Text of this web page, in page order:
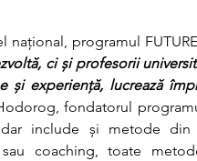
național, programul
ci și profesorii
și experiență, lucrează
fondatorul
include și metode din
coaching, toate